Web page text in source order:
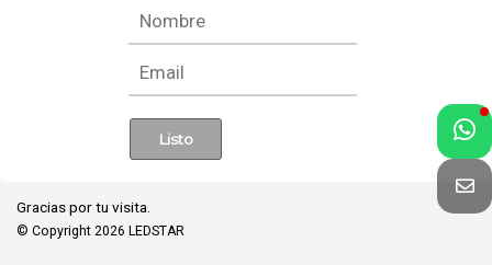
Gracias por tu visita.
© Copyright 2026 LEDSTAR